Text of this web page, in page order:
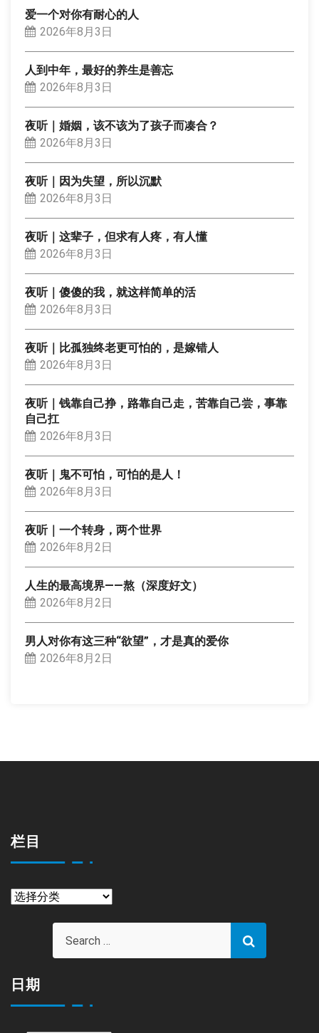
爱一个对你有耐心的人
2026年8月3日
人到中年，最好的养生是善忘
2026年8月3日
夜听｜婚姻，该不该为了孩子而凑合？
2026年8月3日
夜听｜因为失望，所以沉默
2026年8月3日
夜听｜这辈子，但求有人疼，有人懂
2026年8月3日
夜听｜傻傻的我，就这样简单的活
2026年8月3日
夜听｜比孤独终老更可怕的，是嫁错人
2026年8月3日
夜听｜钱靠自己挣，路靠自己走，苦靠自己尝，事靠
自己扛
2026年8月3日
夜听｜鬼不可怕，可怕的是人！
2026年8月3日
夜听｜一个转身，两个世界
2026年8月2日
人生的最高境界——熬（深度好文）
2026年8月2日
男人对你有这三种“欲望”，才是真的爱你
2026年8月2日
栏目
栏
日期